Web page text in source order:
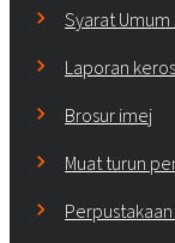
Syarat Umum
Laporan
Brosur imej
Muat turun